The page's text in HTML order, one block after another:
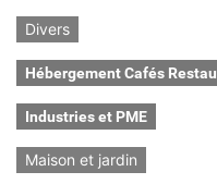
Divers
Hébergement Cafés
Industries et PME
Maison et jardin